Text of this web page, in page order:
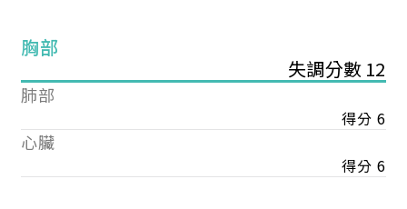
胸部
失調分數 12
肺部
得分 6
心臟
得分 6